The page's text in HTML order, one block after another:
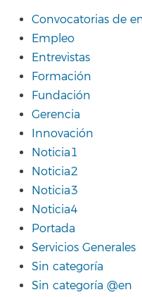
Convocatorias de
Empleo
Entrevistas
Formación
Fundación
Gerencia
Innovación
Noticia1
Noticia2
Noticia3
Noticia4
Portada
Servicios Generales
Sin categoría
Sin categoría @en